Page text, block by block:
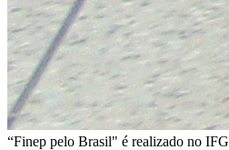
“Finep pelo Brasil" é realizado no IFG